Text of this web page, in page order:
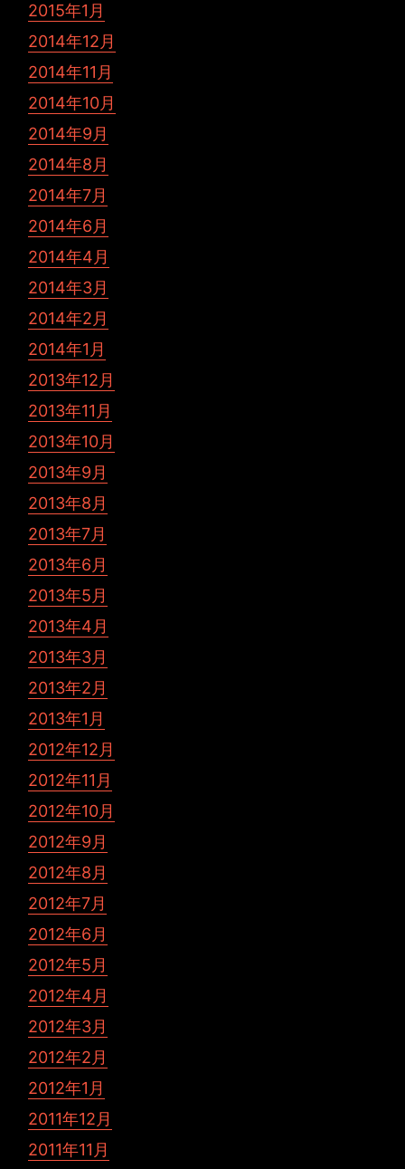
2015年1月
2014年12月
2014年11月
2014年10月
2014年9月
2014年8月
2014年7月
2014年6月
2014年4月
2014年3月
2014年2月
2014年1月
2013年12月
2013年11月
2013年10月
2013年9月
2013年8月
2013年7月
2013年6月
2013年5月
2013年4月
2013年3月
2013年2月
2013年1月
2012年12月
2012年11月
2012年10月
2012年9月
2012年8月
2012年7月
2012年6月
2012年5月
2012年4月
2012年3月
2012年2月
2012年1月
2011年12月
2011年11月